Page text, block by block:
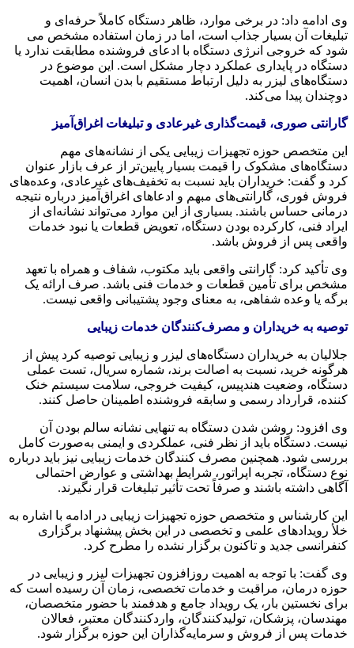
وی ادامه داد: در برخی موارد، ظاهر دستگاه کاملاً حرفه‌ای و
تبلیغات آن بسیار جذاب است، اما در زمان استفاده مشخص می‌
شود که خروجی انرژی دستگاه با ادعای فروشنده مطابقت ندارد یا
دستگاه در پایداری عملکرد دچار مشکل است. این موضوع در
دستگاه‌های لیزر به‌ دلیل ارتباط مستقیم با بدن انسان، اهمیت
دوچندان پیدا می‌کند.
گارانتی صوری، قیمت‌گذاری غیرعادی و تبلیغات اغراق‌آمیز
این متخصص حوزه تجهیزات زیبایی یکی از نشانه‌های مهم
دستگاه‌های مشکوک را قیمت بسیار پایین‌تر از عرف بازار عنوان
کرد و گفت: خریداران باید نسبت به تخفیف‌های غیرعادی، وعده‌های
فروش فوری، گارانتی‌های مبهم و ادعاهای اغراق‌آمیز درباره نتیجه
درمانی حساس باشند. بسیاری از این موارد می‌تواند نشانه‌ای از
ایراد فنی، کارکرده بودن دستگاه، تعویض قطعات یا نبود خدمات
واقعی پس از فروش باشد.
وی تأکید کرد: گارانتی واقعی باید مکتوب، شفاف و همراه با تعهد
مشخص برای تأمین قطعات و خدمات فنی باشد. صرف ارائه یک
برگه یا وعده شفاهی، به معنای وجود پشتیبانی واقعی نیست.
توصیه به خریداران و مصرف‌کنندگان خدمات زیبایی
جلالیان به خریداران دستگاه‌های لیزر و زیبایی توصیه کرد پیش از
هرگونه خرید، نسبت به اصالت برند، شماره سریال، تست عملی
دستگاه، وضعیت هندپیس، کیفیت خروجی، سلامت سیستم خنک‌
کننده، قرارداد رسمی و سابقه فروشنده اطمینان حاصل کنند.
وی افزود: روشن شدن دستگاه به‌ تنهایی نشانه سالم بودن آن
نیست. دستگاه باید از نظر فنی، عملکردی و ایمنی به‌صورت کامل
بررسی شود. همچنین مصرف‌ کنندگان خدمات زیبایی نیز باید درباره
نوع دستگاه، تجربه اپراتور، شرایط بهداشتی و عوارض احتمالی
آگاهی داشته باشند و صرفاً تحت تأثیر تبلیغات قرار نگیرند.
این کارشناس و متخصص حوزه تجهیزات زیبایی در ادامه با اشاره به
خلأ رویدادهای علمی و تخصصی در این بخش پیشنهاد برگزاری
کنفرانسی جدید و تاکنون برگزار نشده را مطرح کرد.
وی گفت: با توجه به اهمیت روزافزون تجهیزات لیزر و زیبایی در
حوزه درمان، مراقبت و خدمات تخصصی، زمان آن رسیده است که
برای نخستین‌ بار، یک رویداد جامع و هدفمند با حضور متخصصان،
مهندسان، پزشکان، تولیدکنندگان، واردکنندگان معتبر، فعالان
خدمات پس از فروش و سرمایه‌گذاران این حوزه برگزار شود.